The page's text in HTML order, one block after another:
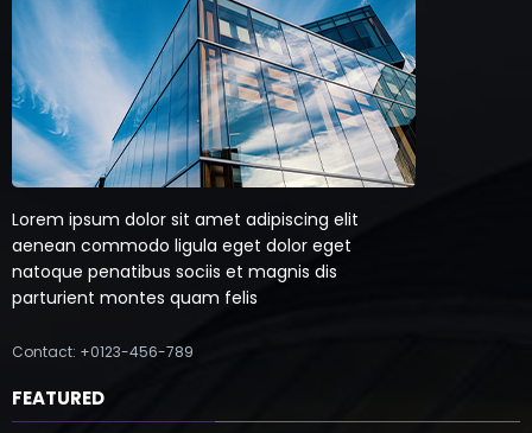
Lorem ipsum dolor sit amet adipiscing elit
natoque penatibus sociis et magnis dis
parturient montes quam felis
Contact: +0123-456-789
FEATURED